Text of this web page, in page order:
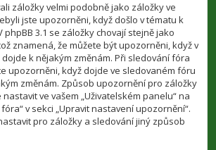
záložky velmi podobně jako záložky ve
jste upozorněni, když došlo v tématu k
phpBB 3.1 se záložky chovají stejně jako
znamená, že můžete být upozorněni, když v
k nějakým změnám. Při sledování fóra
upozorněni, když dojde ve sledovaném fóru
změnám. Způsob upozornění pro záložky
ve vašem „Uživatelském panelu“ na
v sekci „Upravit nastavení upozornění“.
pro záložky a sledování jiný způsob